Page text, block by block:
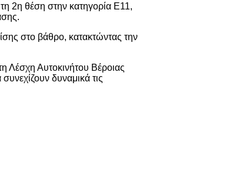
2η θέση στην κατηγορία Ε11,
στο βάθρο, κατακτώντας την
Λέσχη Αυτοκινήτου Βέροιας
δυναμικά τις